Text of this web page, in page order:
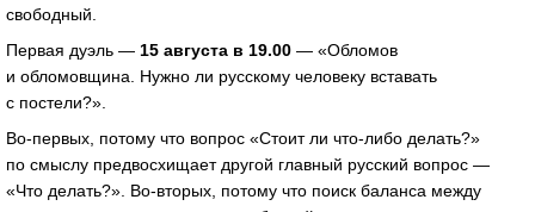
свободный.
Первая дуэль — 15 августа в 19.00 — «Обломов
и обломовщина. Нужно ли русскому человеку вставать
с постели?».
Во-первых, потому что вопрос «Стоит ли что-либо делать?»
по смыслу предвосхищает другой главный русский вопрос —
«Что делать?». Во-вторых, потому что поиск баланса между